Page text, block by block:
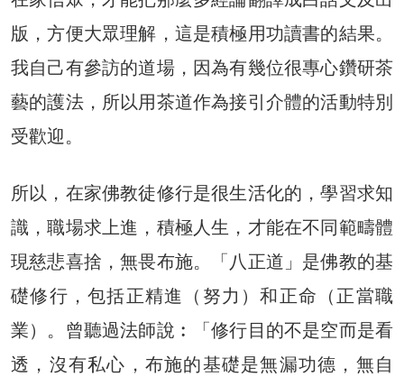
版，方便大眾理解，這是積極用功讀書的結果。
我自己有參訪的道場，因為有幾位很專心鑽研茶
藝的護法，所以用茶道作為接引介體的活動特別
受歡迎。
所以，在家佛教徒修行是很生活化的，學習求知
識，職場求上進，積極人生，才能在不同範疇體
現慈悲喜捨，無畏布施。「八正道」是佛教的基
礎修行，包括正精進（努力）和正命（正當職
業）。曾聽過法師說︰「修行目的不是空而是看
透，沒有私心，布施的基礎是無漏功德，無自